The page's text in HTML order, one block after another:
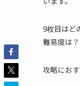
9枚目はど
難易度は？
攻略にお